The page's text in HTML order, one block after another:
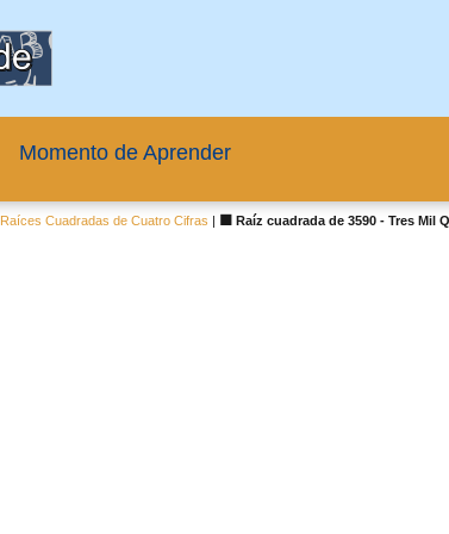
Momento de Aprender
Raíces Cuadradas de Cuatro Cifras | 🟦 Raíz cuadrada de 3590 - Tres Mil